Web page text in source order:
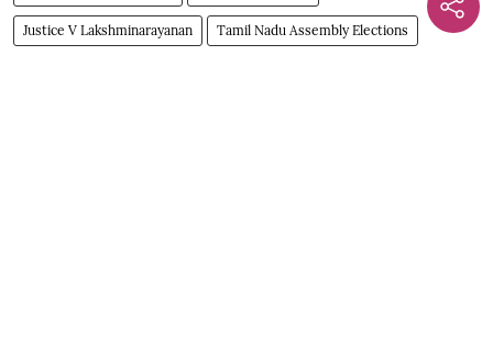
Justice V Lakshminarayanan Tamil Nadu Assembly Elections